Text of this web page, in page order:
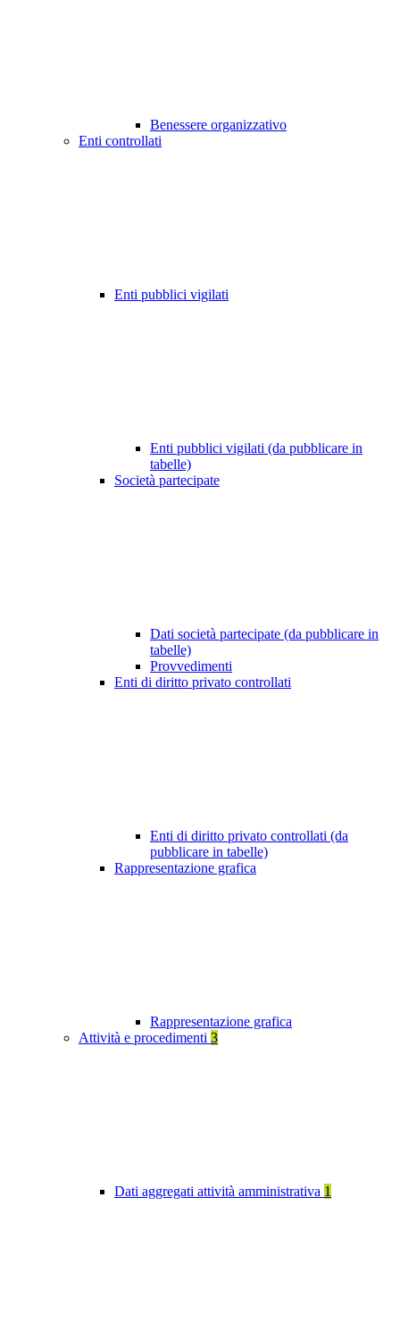
Benessere organizzativo
Enti controllati
Enti pubblici vigilati
Enti pubblici vigilati (da pubblicare in
tabelle)
Società partecipate
Dati società partecipate (da pubblicare in
tabelle)
Provvedimenti
Enti di diritto privato controllati
Enti di diritto privato controllati (da
pubblicare in tabelle)
Rappresentazione grafica
Rappresentazione grafica
Attività e procedimenti 3
Dati aggregati attività amministrativa 1